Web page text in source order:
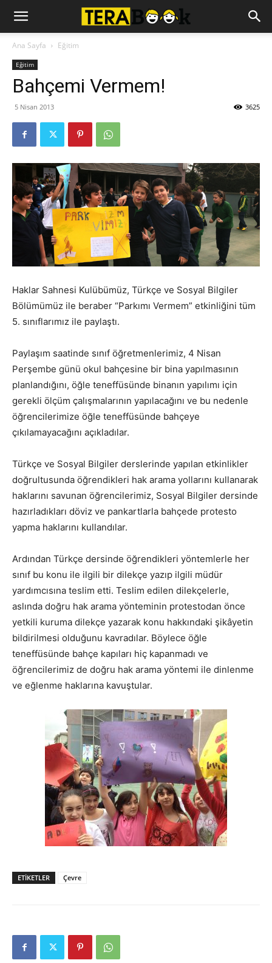
Ana Sayfa Eğitim
Eğitim
Bahçemi Vermem!
5 Nisan 2013 3625
Haklar Sahnesi Kulübümüz, Türkçe ve Sosyal Bilgiler
Bölümümüz ile beraber “Parkımı Vermem” etkinliğini tüm
5. sınıflarımız ile paylaştı.
Paylaşım saatinde sınıf öğretmenlerimiz, 4 Nisan
Perşembe günü okul bahçesine bir bina yapılmasının
planlandığını, öğle teneffüsünde binanın yapılımı için
gerekli ölçüm çalışmalarının yapılacağını ve bu nedenle
öğrencilerimize öğle teneffüsünde bahçeye
çıkılamayacağını açıkladılar.
Türkçe ve Sosyal Bilgiler derslerinde yapılan etkinlikler
doğrultusunda öğrendikleri hak arama yollarını kullanarak
haklarını savunan öğrencilerimiz, Sosyal Bilgiler dersinde
hazırladıkları döviz ve pankartlarla bahçede protesto
yapma haklarını kullandılar.
Ardından Türkçe dersinde öğrendikleri yöntemlerle her
sınıf bu konu ile ilgili bir dilekçe yazıp ilgili müdür
yardımcısına teslim etti. Teslim edilen dilekçelerle,
aslında doğru hak arama yönteminin protestodan önce
yetkili kuruma dilekçe yazarak konu hakkındaki şikâyetin
bildirilmesi olduğunu kavradılar. Böylece öğle
teneffüsünde bahçe kapıları hiç kapanmadı ve
öğrencilerimiz de doğru hak arama yöntemi ile dinlenme
ve eğlenme haklarına kavuştular.
ETIKETLER Çevre